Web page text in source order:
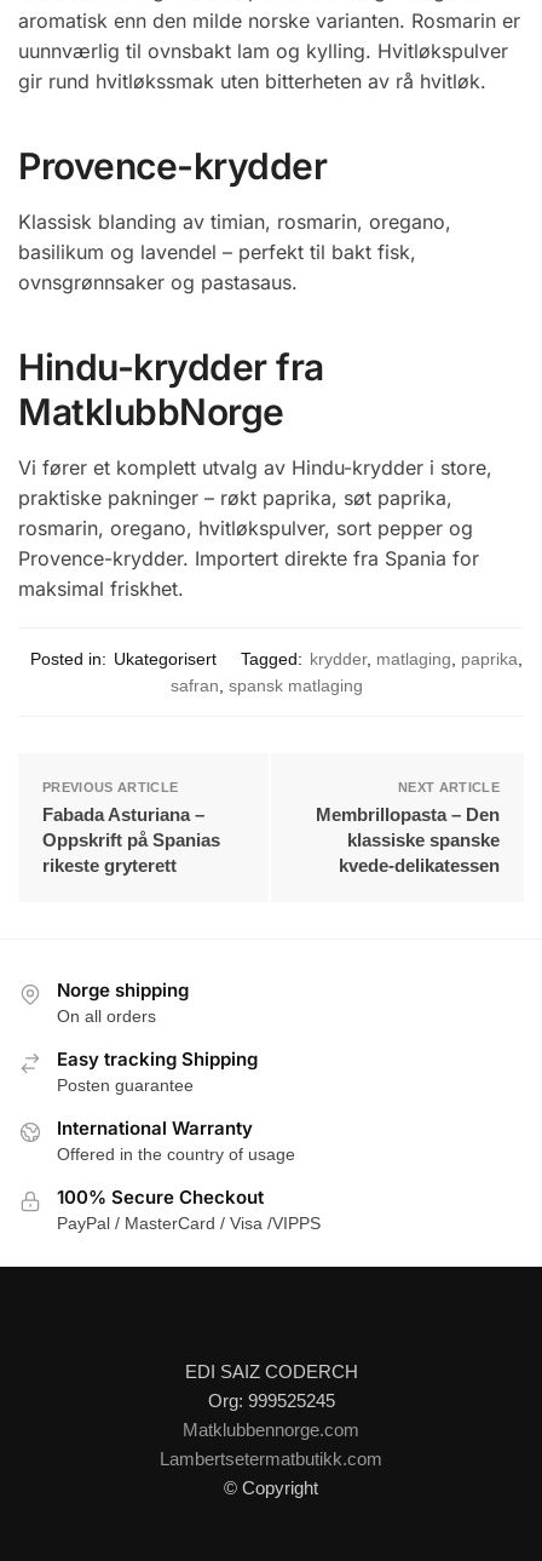
aromatisk enn den milde norske varianten. Rosmarin er
uunnværlig til ovnsbakt lam og kylling. Hvitløkspulver
gir rund hvitløkssmak uten bitterheten av rå hvitløk.
Provence-krydder
Klassisk blanding av timian, rosmarin, oregano,
basilikum og lavendel – perfekt til bakt fisk,
ovnsgrønnsaker og pastasaus.
Hindu-krydder fra
MatklubbNorge
Vi fører et komplett utvalg av Hindu-krydder i store,
praktiske pakninger – røkt paprika, søt paprika,
rosmarin, oregano, hvitløkspulver, sort pepper og
Provence-krydder. Importert direkte fra Spania for
maksimal friskhet.
Posted in: Ukategorisert Tagged: krydder, matlaging paprika
safran spansk matlaging
PREVIOUS ARTICLE
Fabada Asturiana –
Oppskrift på Spanias
rikeste gryterett
NEXT ARTICLE
Membrillopasta – Den
klassiske spanske
kvede-delikatessen
Norge shipping
On all orders
Easy tracking Shipping
Posten guarantee
International Warranty
Offered in the country of usage
100% Secure Checkout
PayPal / MasterCard / Visa /VIPPS
EDI SAIZ CODERCH
Org: 999525245
Matklubbennorge.com
Lambertsetermatbutikk.com
© Copyright